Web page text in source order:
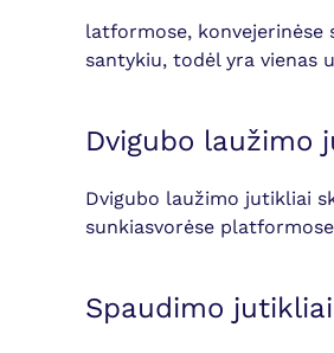
latformose, konvejerinėse
santykiu, todėl yra vienas
Dvigubo laužimo
Dvigubo laužimo jutikliai
sunkiasvorėse
Spaudimo jutikliai